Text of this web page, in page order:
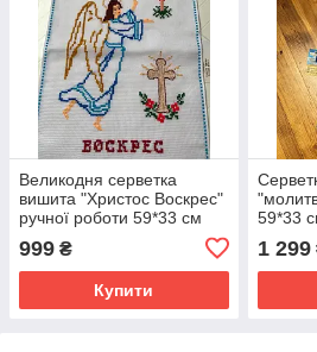
Великодня серветка
вишита "Христос Воскрес"
ручної роботи 59*33 см
999 ₴
Купити
59*33
1 299